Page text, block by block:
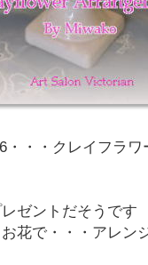
・・・クレイフラ
ゼントだそうです
花で・・・アレン